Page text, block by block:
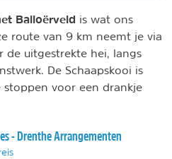
Balloërveld is wat ons
route van 9 km neemt je via
de uitgestrekte hei, langs
De Schaapskooi is
voor een drankje
- Drenthe Arrangementen